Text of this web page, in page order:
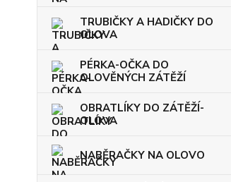
TRUBIČKY A HADIČKY DO
OLOVA
PÉRKA-OČKA DO
OLOVĚNÝCH ZÁTĚŽÍ
OBRATLÍKY DO ZÁTĚŽÍ-
OLOVA
NABĚRAČKY NA OLOVO